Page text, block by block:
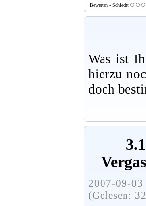
Bewerten - Schlecht
Was ist
hierzu
doch
2007-09-
(Gelesen: